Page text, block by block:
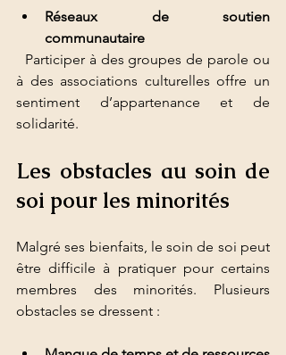
Réseaux de soutien
communautaire
à des associations culturelles offre un
sentiment d’appartenance et de
solidarité.
Les obstacles au soin de
soi pour les minorités
Malgré ses bienfaits, le soin de soi peut
être difficile à pratiquer pour certains
membres des minorités. Plusieurs
obstacles se dressent :